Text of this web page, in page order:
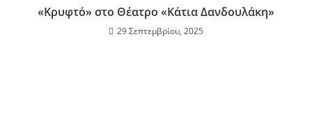
«Κρυφτό» στο Θέατρο «Κάτια Δανδουλάκη»
29 Σεπτεμβρίου, 2025